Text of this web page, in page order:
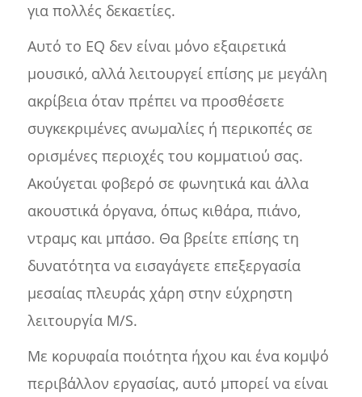
για πολλές δεκαετίες.
Αυτό το EQ δεν είναι μόνο εξαιρετικά
μουσικό, αλλά λειτουργεί επίσης με μεγάλη
ακρίβεια όταν πρέπει να προσθέσετε
συγκεκριμένες ανωμαλίες ή περικοπές σε
ορισμένες περιοχές του κομματιού σας.
Ακούγεται φοβερό σε φωνητικά και άλλα
ακουστικά όργανα, όπως κιθάρα, πιάνο,
ντραμς και μπάσο. Θα βρείτε επίσης τη
δυνατότητα να εισαγάγετε επεξεργασία
μεσαίας πλευράς χάρη στην εύχρηστη
λειτουργία M/S.
Με κορυφαία ποιότητα ήχου και ένα κομψό
περιβάλλον εργασίας, αυτό μπορεί να είναι